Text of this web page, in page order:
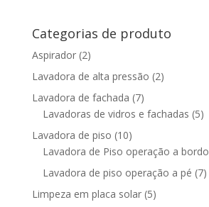
Categorias de produto
Aspirador (2)
Lavadora de alta pressão (2)
Lavadora de fachada (7)
Lavadoras de vidros e fachadas (5)
Lavadora de piso (10)
Lavadora de Piso operação a bordo
Lavadora de piso operação a pé (7)
Limpeza em placa solar (5)